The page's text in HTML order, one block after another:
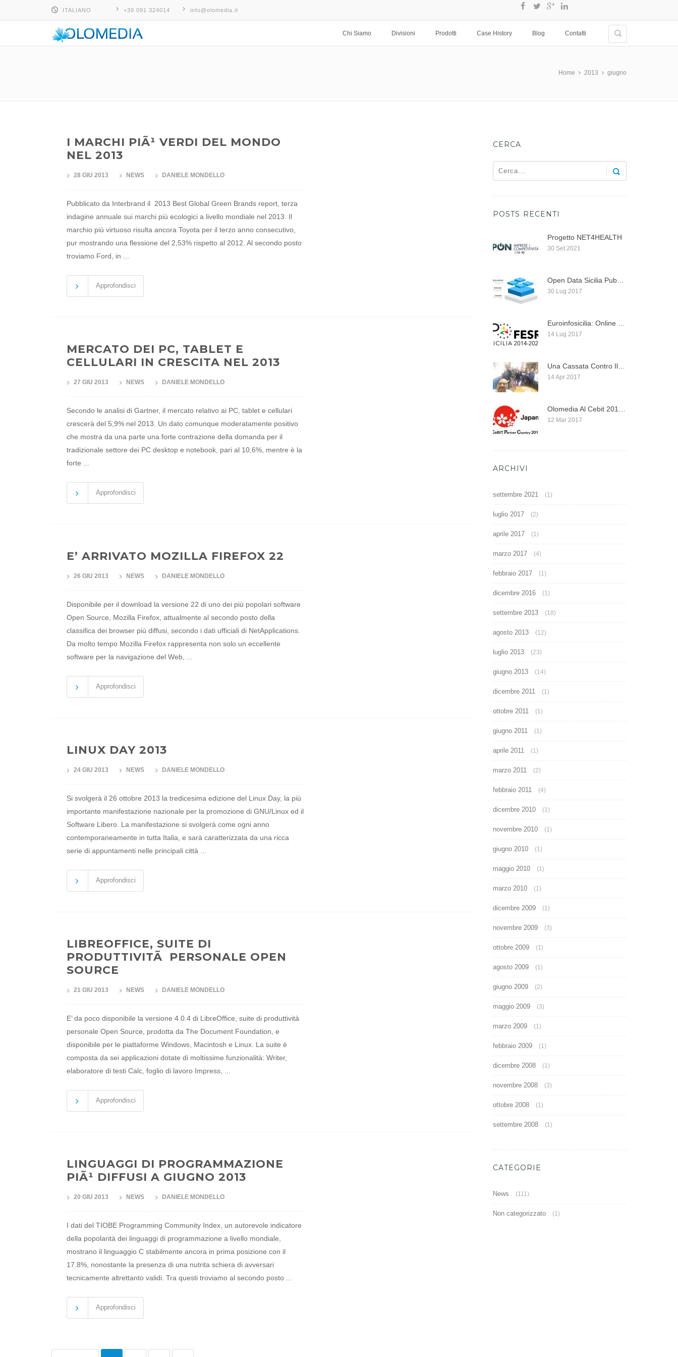
ITALIANO
ESPAÑOL
+39 091 324014 info@olomedia.it
Chi Siamo Divisioni Prodotti Case History Blog Contatti
Home 2013 giugno
I MARCHI PIÃ¹ VERDI DEL MONDO
NEL 2013
28 GIU 2013 NEWS DANIELE MONDELLO
Pubblicato da Interbrand il 2013 Best Global Green Brands report, terza
indagine annuale sui marchi più ecologici a livello mondiale nel 2013. Il
marchio più virtuoso risulta ancora Toyota per il terzo anno consecutivo,
pur mostrando una flessione del 2,53% rispetto al 2012. Al secondo posto
troviamo Ford, in ...
Approfondisci
MERCATO DEI PC, TABLET E
CELLULARI IN CRESCITA NEL 2013
27 GIU 2013 NEWS DANIELE MONDELLO
Secondo le analisi di Gartner, il mercato relativo ai PC, tablet e cellulari
crescerà del 5,9% nel 2013. Un dato comunque moderatamente positivo
che mostra da una parte una forte contrazione della domanda per il
tradizionale settore dei PC desktop e notebook, pari al 10,6%, mentre è la
forte ...
Approfondisci
E’ ARRIVATO MOZILLA FIREFOX 22
26 GIU 2013 NEWS DANIELE MONDELLO
Disponibile per il download la versione 22 di uno dei più popolari software
Open Source, Mozilla Firefox, attualmente al secondo posto della
classifica dei browser più diffusi, secondo i dati ufficiali di NetApplications.
Da molto tempo Mozilla Firefox rappresenta non solo un eccellente
software per la navigazione del Web, ...
Approfondisci
LINUX DAY 2013
24 GIU 2013 NEWS DANIELE MONDELLO
Si svolgerà il 26 ottobre 2013 la tredicesima edizione del Linux Day, la più
importante manifestazione nazionale per la promozione di GNU/Linux ed il
Software Libero. La manifestazione si svolgerà come ogni anno
contemporaneamente in tutta Italia, e sarà caratterizzata da una ricca
serie di appuntamenti nelle principali città ...
Approfondisci
LIBREOFFICE, SUITE DI
PRODUTTIVITÃ PERSONALE OPEN
SOURCE
21 GIU 2013 NEWS DANIELE MONDELLO
E’ da poco disponibile la versione 4.0.4 di LibreOffice, suite di produttività
personale Open Source, prodotta da The Document Foundation, e
disponibile per le piattaforme Windows, Macintosh e Linux. La suite è
composta da sei applicazioni dotate di moltissime funzionalità: Writer,
elaboratore di testi Calc, foglio di lavoro Impress, ...
Approfondisci
LINGUAGGI DI PROGRAMMAZIONE
PIÃ¹ DIFFUSI A GIUGNO 2013
20 GIU 2013 NEWS DANIELE MONDELLO
I dati del TIOBE Programming Community Index, un autorevole indicatore
della popolarità dei linguaggi di programmazione a livello mondiale,
mostrano il linguaggio C stabilmente ancora in prima posizione con il
17.8%, nonostante la presenza di una nutrita schiera di avversari
tecnicamente altrettanto validi. Tra questi troviamo al secondo posto ...
Approfondisci
CERCA
POSTS RECENTI
Progetto NET4HEALTH
30 Set 2021
30 Lug 2017
14 Lug 2017
14 Apr 2017
12 Mar 2017
ARCHIVI
settembre 2021 (1)
luglio 2017 (2)
aprile 2017 (1)
marzo 2017 (4)
febbraio 2017 (1)
dicembre 2016 (1)
settembre 2013 (18)
agosto 2013 (12)
luglio 2013 (23)
giugno 2013 (14)
dicembre 2011 (1)
ottobre 2011 (1)
giugno 2011 (1)
aprile 2011 (1)
marzo 2011 (2)
febbraio 2011 (4)
dicembre 2010 (1)
novembre 2010 (1)
giugno 2010 (1)
maggio 2010 (1)
marzo 2010 (1)
dicembre 2009 (1)
novembre 2009 (3)
ottobre 2009 (1)
agosto 2009 (1)
giugno 2009 (2)
maggio 2009 (3)
marzo 2009 (1)
febbraio 2009 (1)
dicembre 2008 (1)
novembre 2008 (3)
ottobre 2008 (1)
settembre 2008 (1)
CATEGORIE
News (111)
Non categorizzato (1)